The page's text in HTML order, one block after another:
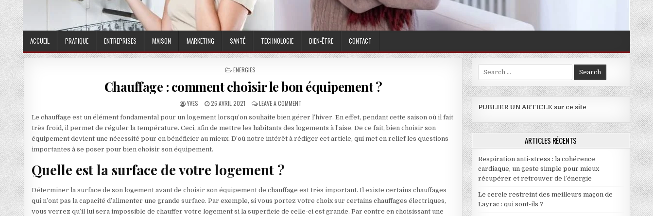
ACCUEIL PRATIQUE ENTREPRISES MAISON MARKETING SANTÉ TECHNOLOGIE BIEN-ÊTRE CONTACT
POSTED IN
ENERGIES
Chauffage : comment choisir le bon équipement ?
AUTHOR:
YVES PUBLISHED DATE:
26 AVRIL 2021 LEAVE A COMMENTON CHAUFFAGE : COMMENT CHOISIR LE BON ÉQUIPEMENT ?
Le chauffage est un élément fondamental pour un logement lorsqu’on souhaite bien gérer l’hiver. En effet, pendant cette saison où il fait
très froid, il permet de réguler la température. Ceci, afin de mettre les habitants des logements à l’aise. De ce fait, bien choisir son
équipement devient une nécessité pour en bénéficier au mieux. D’où notre intérêt à rédiger cet article, qui met en relief les questions
importantes à se poser pour bien choisir son équipement.
Quelle est la surface de votre logement ?
Déterminer la surface de son logement avant de choisir son équipement de chauffage est très important. Il existe certains chauffages
qui n’ont pas la capacité d’alimenter une grande surface. Par exemple, si vous portez votre choix sur certains chauffages électriques,
vous verrez qu’il lui sera impossible de chauffer votre logement si la superficie de celle-ci est grande. Par contre en choisissant une
Search for:
PUBLIER UN ARTICLE sur ce site
ARTICLES RÉCENTS
Respiration anti-stress : la cohérence
cardiaque, un geste simple pour mieux
récupérer et retrouver de l’énergie
Le cercle restreint des meilleurs maçon de
Layrac : qui sont-ils ?